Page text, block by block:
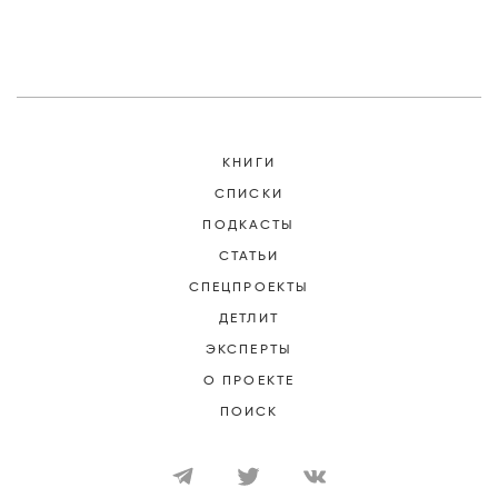
КНИГИ
СПИСКИ
ПОДКАСТЫ
СТАТЬИ
СПЕЦПРОЕКТЫ
ДЕТЛИТ
ЭКСПЕРТЫ
О ПРОЕКТЕ
ПОИСК